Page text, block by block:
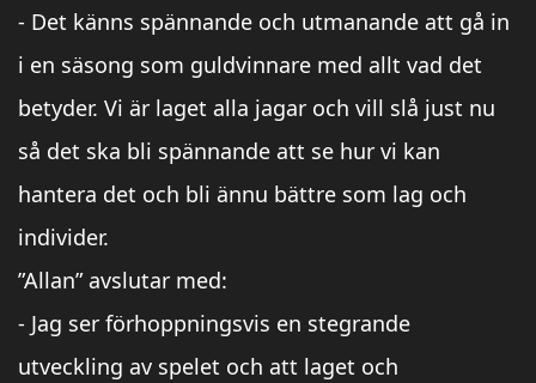
- Det känns spännande och utmanande att gå in
i en säsong som guldvinnare med allt vad det
betyder. Vi är laget alla jagar och vill slå just nu
så det ska bli spännande att se hur vi kan
hantera det och bli ännu bättre som lag och
individer.
”Allan” avslutar med:
- Jag ser förhoppningsvis en stegrande
utveckling av spelet och att laget och